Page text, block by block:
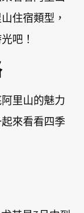
住宿類型，
吧！
里山的魅力
來看看四季